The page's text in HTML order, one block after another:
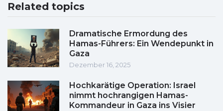
Related topics
Dramatische Ermordung des
Hamas-Führers: Ein Wendepunkt in
Gaza
Dezember 16, 2025
Hochkarätige Operation: Israel
nimmt hochrangigen Hamas-
Kommandeur in Gaza ins Visier